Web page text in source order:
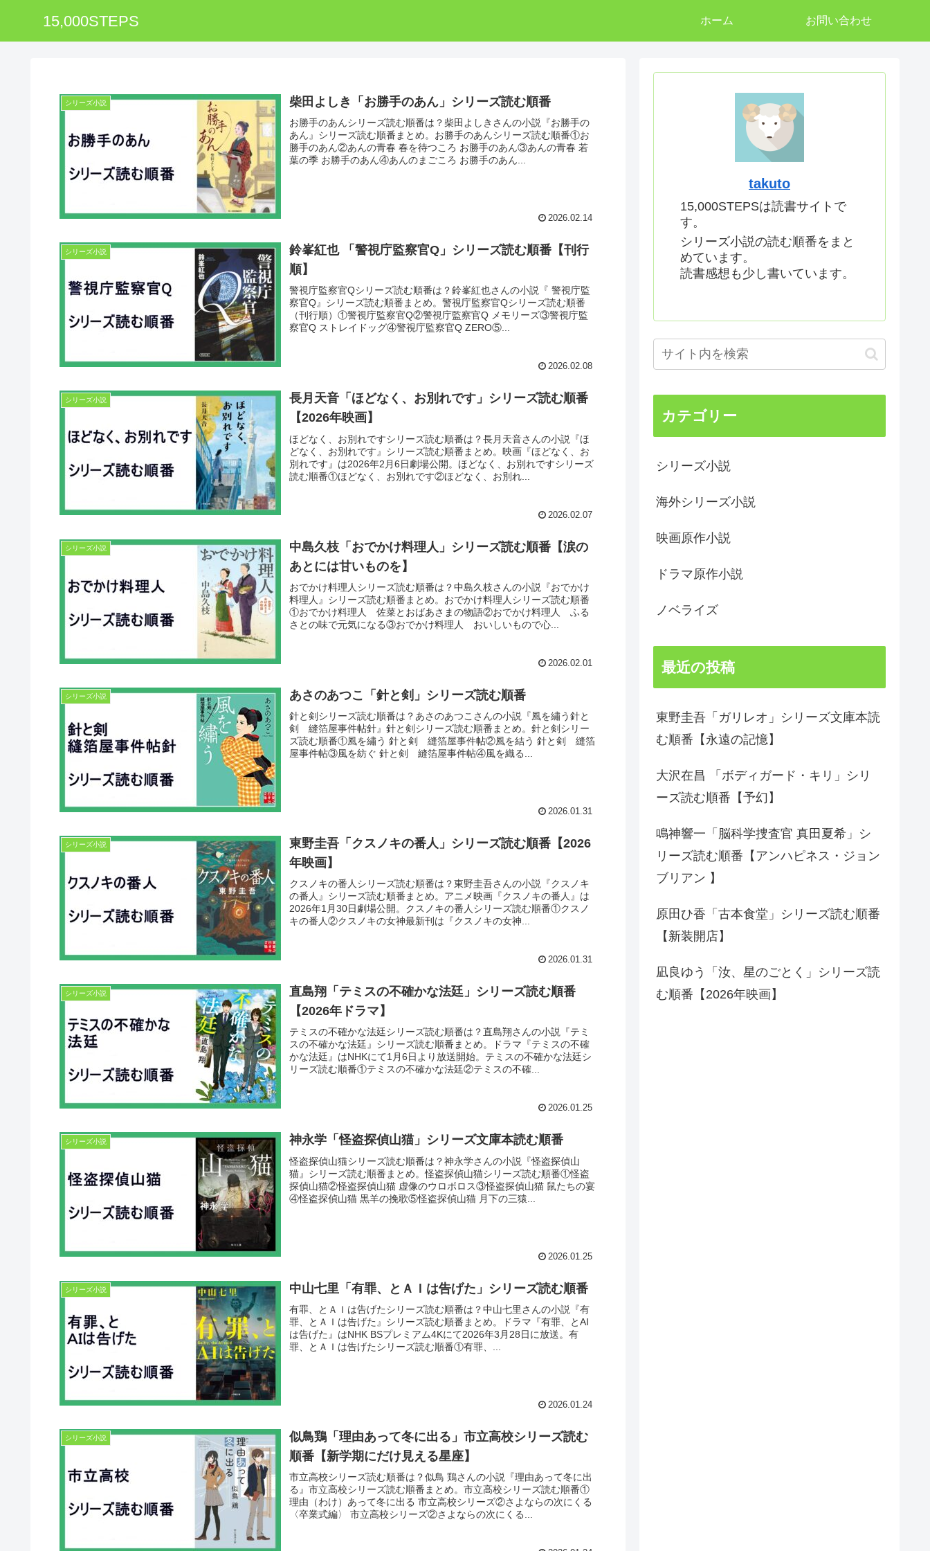
15,000STEPS ホーム お問い合わせ
シリーズ小説 柴田よしき「お勝手のあん」シリーズ読む順番
お勝手のあんシリーズ読む順番は？柴田よしきさんの小説『お勝手の
あん』シリーズ読む順番まとめ。お勝手のあんシリーズ読む順番①お
勝手のあん②あんの青春 春を待つころ お勝手のあん③あんの青春 若
葉の季 お勝手のあん④あんのまごころ お勝手のあん...
2026.02.14
シリーズ小説
鈴峯紅也 「警視庁監察官Q」シリーズ読む順番【刊行
順】
警視庁監察官Qシリーズ読む順番は？鈴峯紅也さんの小説『 警視庁監
察官Q』シリーズ読む順番まとめ。警視庁監察官Qシリーズ読む順番
（刊行順）①警視庁監察官Q②警視庁監察官Q メモリーズ③警視庁監
察官Q ストレイドッグ④警視庁監察官Q ZERO⑤...
2026.02.08
シリーズ小説
長月天音「ほどなく、お別れです」シリーズ読む順番
【2026年映画】
ほどなく、お別れですシリーズ読む順番は？長月天音さんの小説『ほ
どなく、お別れです』シリーズ読む順番まとめ。映画『ほどなく、お
別れです』は2026年2月6日劇場公開。ほどなく、お別れですシリーズ
読む順番①ほどなく、お別れです②ほどなく、お別れ...
2026.02.07
シリーズ小説
中島久枝「おでかけ料理人」シリーズ読む順番【涙の
あとには甘いものを】
おでかけ料理人シリーズ読む順番は？中島久枝さんの小説『おでかけ
料理人』シリーズ読む順番まとめ。おでかけ料理人シリーズ読む順番
①おでかけ料理人 佐菜とおばあさまの物語②おでかけ料理人 ふる
さとの味で元気になる③おでかけ料理人 おいしいもので心...
2026.02.01
シリーズ小説 あさのあつこ「針と剣」シリーズ読む順番
針と剣シリーズ読む順番は？あさのあつこさんの小説『風を繡う針と
剣 縫箔屋事件帖針』針と剣シリーズ読む順番まとめ。針と剣シリー
ズ読む順番①風を繡う 針と剣 縫箔屋事件帖②風を結う 針と剣 縫箔
屋事件帖③風を紡ぐ 針と剣 縫箔屋事件帖④風を織る...
2026.01.31
シリーズ小説
東野圭吾「クスノキの番人」シリーズ読む順番【2026
年映画】
クスノキの番人シリーズ読む順番は？東野圭吾さんの小説『クスノキ
の番人』シリーズ読む順番まとめ。アニメ映画『クスノキの番人』は
2026年1月30日劇場公開。クスノキの番人シリーズ読む順番①クスノ
キの番人②クスノキの女神最新刊は『クスノキの女神...
2026.01.31
シリーズ小説
直島翔「テミスの不確かな法廷」シリーズ読む順番
【2026年ドラマ】
テミスの不確かな法廷シリーズ読む順番は？直島翔さんの小説『テミ
スの不確かな法廷』シリーズ読む順番まとめ。ドラマ『テミスの不確
かな法廷』はNHKにて1月6日より放送開始。テミスの不確かな法廷シ
リーズ読む順番①テミスの不確かな法廷②テミスの不確...
2026.01.25
シリーズ小説 神永学「怪盗探偵山猫」シリーズ文庫本読む順番
怪盗探偵山猫シリーズ読む順番は？神永学さんの小説『怪盗探偵山
猫』シリーズ読む順番まとめ。怪盗探偵山猫シリーズ読む順番①怪盗
探偵山猫②怪盗探偵山猫 虚像のウロボロス③怪盗探偵山猫 鼠たちの宴
④怪盗探偵山猫 黒羊の挽歌⑤怪盗探偵山猫 月下の三猿...
2026.01.25
シリーズ小説 中山七里「有罪、とＡＩは告げた」シリーズ読む順番
有罪、とＡＩは告げたシリーズ読む順番は？中山七里さんの小説『有
罪、とＡＩは告げた』シリーズ読む順番まとめ。ドラマ『有罪、とAI
は告げた』はNHK BSプレミアム4Kにて2026年3月28日に放送。有
罪、とＡＩは告げたシリーズ読む順番①有罪、...
2026.01.24
シリーズ小説
似鳥鶏「理由あって冬に出る」市立高校シリーズ読む
順番【新学期にだけ見える星座】
市立高校シリーズ読む順番は？似鳥 鶏さんの小説『理由あって冬に出
る』市立高校シリーズ読む順番まとめ。市立高校シリーズ読む順番①
理由（わけ）あって冬に出る 市立高校シリーズ②さよならの次にくる
〈卒業式編〉 市立高校シリーズ②さよならの次にくる...
takuto
15,000STEPSは読書サイトで
す。
シリーズ小説の読む順番をまと
めています。
読書感想も少し書いています。
カテゴリー
シリーズ小説
海外シリーズ小説
映画原作小説
ドラマ原作小説
ノベライズ
最近の投稿
東野圭吾「ガリレオ」シリーズ文庫本読
む順番【永遠の記憶】
大沢在昌 「ボディガード・キリ」シリ
ーズ読む順番【予幻】
鳴神響一「脳科学捜査官 真田夏希」シ
リーズ読む順番【アンハピネス・ジョン
ブリアン 】
原田ひ香「古本食堂」シリーズ読む順番
【新装開店】
凪良ゆう「汝、星のごとく」シリーズ読
む順番【2026年映画】